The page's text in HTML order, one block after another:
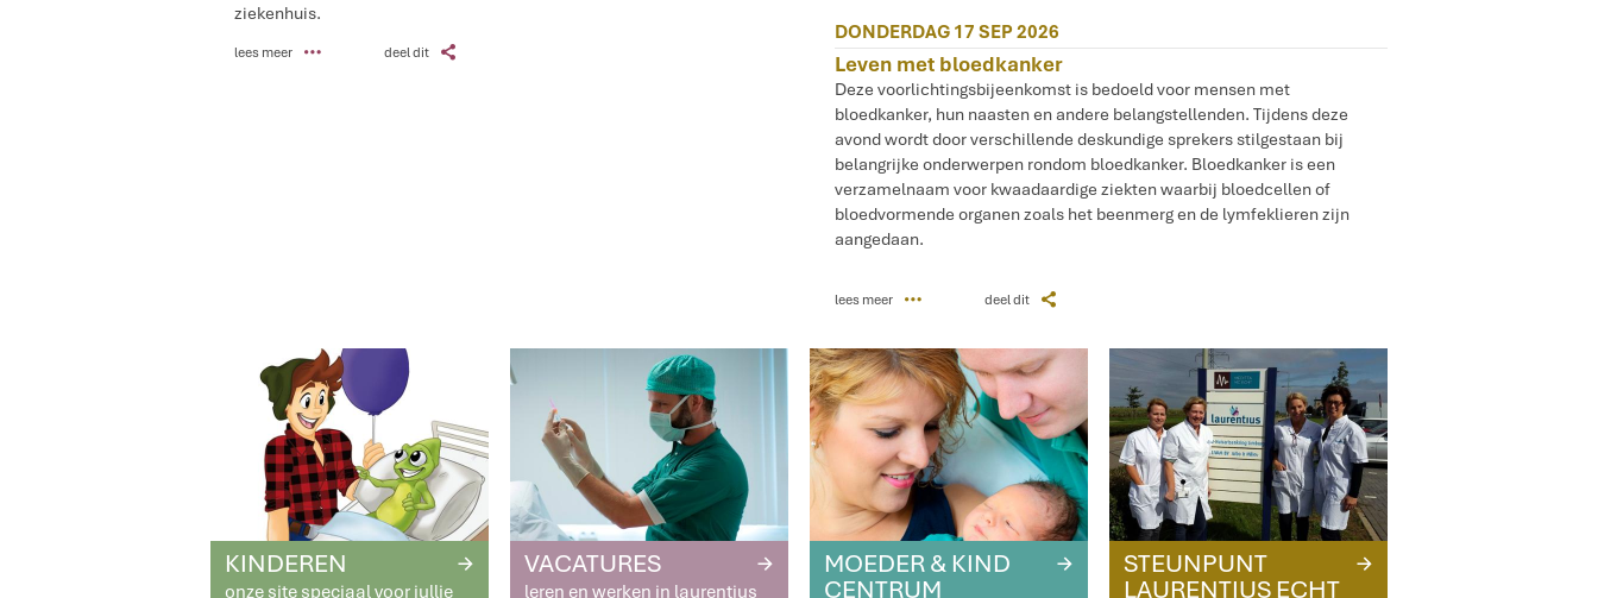
ziekenhuis.
lees meer P deel dit Z
DONDERDAG 17 SEP 2026
Leven met bloedkanker
Deze voorlichtingsbijeenkomst is bedoeld voor mensen met
bloedkanker, hun naasten en andere belangstellenden. Tijdens deze
avond wordt door verschillende deskundige sprekers stilgestaan bij
belangrijke onderwerpen rondom bloedkanker. Bloedkanker is een
verzamelnaam voor kwaadaardige ziekten waarbij bloedcellen of
bloedvormende organen zoals het beenmerg en de lymfeklieren zijn
aangedaan.
lees meer P deel dit Z
KINDEREN
onze site speciaal voor jullie
R VACATURES
leren en werken in laurentius
R
MOEDER & KIND
CENTRUM
R
STEUNPUNT
LAURENTIUS ECHT
R